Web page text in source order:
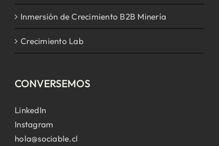
Inmersión de Crecimiento B2B Minería
Crecimiento Lab
CONVERSEMOS
LinkedIn
Instagram
hola@sociable.cl